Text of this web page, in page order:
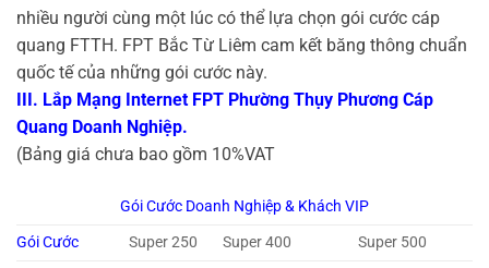
nhiều người cùng một lúc có thể lựa chọn gói cước cáp
quang FTTH. FPT Bắc Từ Liêm cam kết băng thông chuẩn
quốc tế của những gói cước này.
III. Lắp Mạng Internet FPT Phường Thụy Phương Cáp
Quang Doanh Nghiệp.
(Bảng giá chưa bao gồm 10%VAT
Gói Cước Doanh Nghiệp & Khách VIP
Gói Cước
Super 250 Super 400
Super 500